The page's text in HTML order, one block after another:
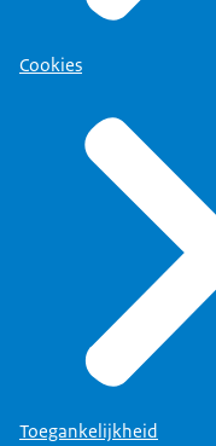
Cookies
Toegankelijkheid